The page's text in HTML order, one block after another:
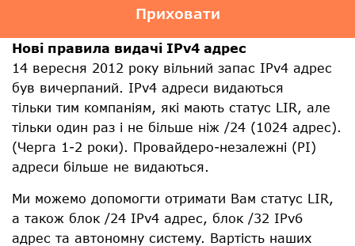
Приховати
Нові правила видачі IPv4 адрес
14 вересня 2012 року вільний запас IPv4 адрес
був вичерпаний. IPv4 адреси видаються
тільки тим компаніям, які мають статус LIR, але
тільки один раз і не більше ніж /24 (1024 адрес).
(Черга 1-2 роки). Провайдеро-незалежні (PI)
адреси більше не видаються.
Ми можемо допомогти отримати Вам статус LIR,
а також блок /24 IPv4 адрес, блок /32 IPv6
адрес та автономну систему. Вартість наших